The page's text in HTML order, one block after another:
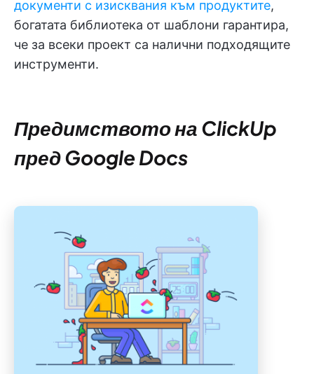
документи с изисквания към продуктите,
богатата библиотека от шаблони гарантира,
че за всеки проект са налични подходящите
инструменти.
Предимството на ClickUp
пред Google Docs